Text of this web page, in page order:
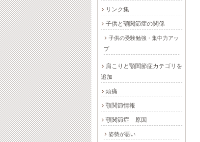
リンク集
子供と顎関節症の関係
子供の受験勉強・集中力アッ
プ
肩こりと顎関節症カテゴリを
追加
頭痛
顎関節情報
顎関節症 原因
姿勢が悪い